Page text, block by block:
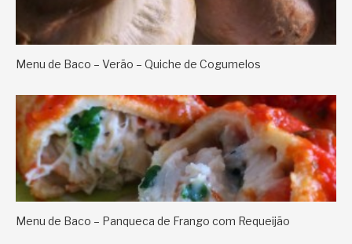
Menu de Baco – Verão – Quiche de Cogumelos
Menu de Baco – Panqueca de Frango com Requeijão